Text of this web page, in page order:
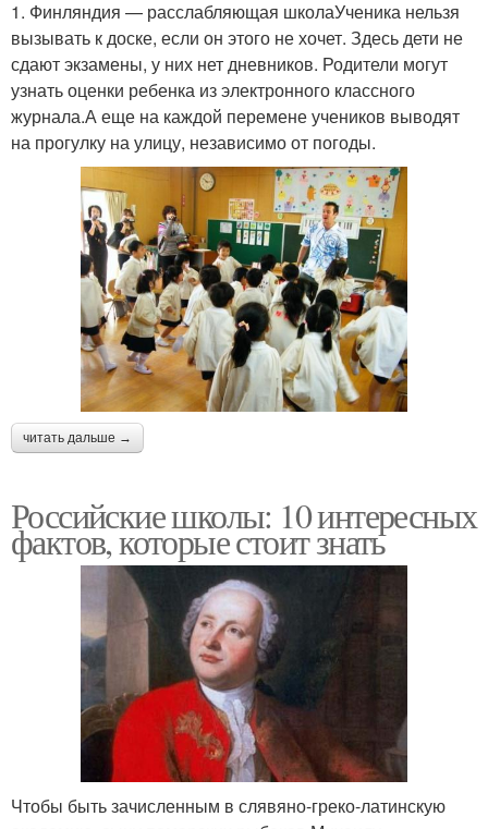
1. Финляндия — расслабляющая школаУченика нельзя
вызывать к доске, если он этого не хочет. Здесь дети не
сдают экзамены, у них нет дневников. Родители могут
узнать оценки ребенка из электронного классного
журнала.А еще на каждой перемене учеников выводят
на прогулку на улицу, независимо от погоды.
читать дальше →
Российские школы: 10 интересных
фактов, которые стоит знать
Чтобы быть зачисленным в слявяно-греко-латинскую